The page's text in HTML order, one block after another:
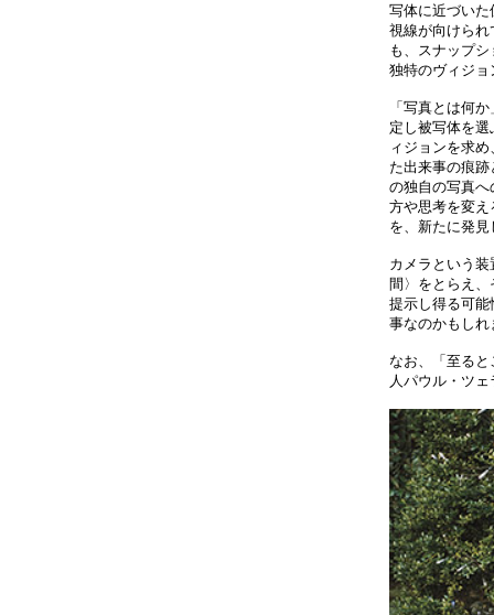
写体に近づい
視線が向けら
も、スナップ
独特のヴィジ
「写真とは何
定し被写体を
ィジョンを求
た出来事の痕
の独自の写真
方や思考を変
を、新たに発
カメラという
間〉をとらえ
提示し得る可
事なのかもしれ
なお、「至る
人パウル・ツ